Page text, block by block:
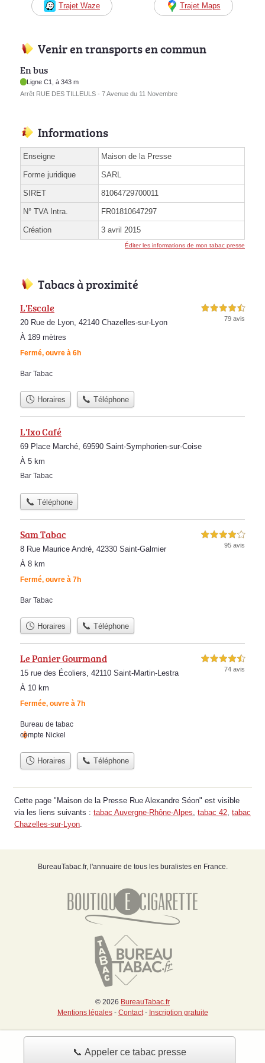
📞 Appeler ce tabac presse
Trajet Waze Trajet Maps
Venir en transports en commun
En bus
Ligne C1, à 343 m
Arrêt RUE DES TILLEULS - 7 Avenue du 11 Novembre
Informations
Enseigne Maison de la Presse
Forme juridique SARL
SIRET 81064729700011
N° TVA Intra. FR01810647297
Création 3 avril 2015
Éditer les informations de mon tabac presse
Tabacs à proximité
L'Escale
20 Rue de Lyon, 42140 Chazelles-sur-Lyon
À 189 mètres
Fermé, ouvre à 6h
4,5 étoiles sur 5
79 avis
Bar Tabac
Horaires Téléphone
L'Ixo Café
69 Place Marché, 69590 Saint-Symphorien-sur-Coise
À 5 km
Bar Tabac
Téléphone
Sam Tabac
8 Rue Maurice André, 42330 Saint-Galmier
À 8 km
Fermé, ouvre à 7h
4,0 étoiles sur 5
95 avis
Bar Tabac
Horaires Téléphone
Le Panier Gourmand
15 rue des Écoliers, 42110 Saint-Martin-Lestra
À 10 km
Fermée, ouvre à 7h
4,5 étoiles sur 5
74 avis
Bureau de tabac
compte Nickel
Horaires Téléphone
Cette page "Maison de la Presse Rue Alexandre Séon" est visible
via les liens suivants : tabac Auvergne-Rhône-Alpes tabac 42 tabac
Chazelles-sur-Lyon
BureauTabac.fr, l'annuaire de tous les buralistes en France.
© 2026 BureauTabac.fr
Mentions légales- Contact- Inscription gratuite